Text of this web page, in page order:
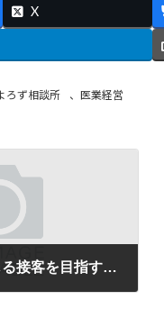
X
ろず相談所 、 医業経営
お客様が幸せを感じる接客を目指す【ラジオ番組のご案内】